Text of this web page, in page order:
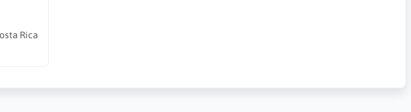
Rica